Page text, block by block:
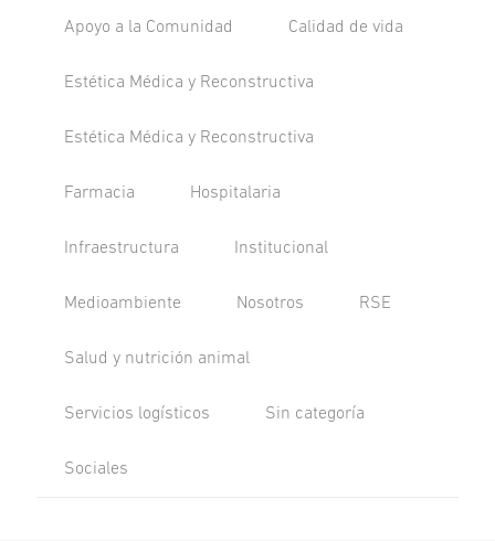
Apoyo a la Comunidad Calidad de vida
Estética Médica y Reconstructiva
Estética Médica y Reconstructiva
Farmacia Hospitalaria
Infraestructura Institucional
Medioambiente Nosotros RSE
Salud y nutrición animal
Servicios logísticos Sin categoría
Sociales